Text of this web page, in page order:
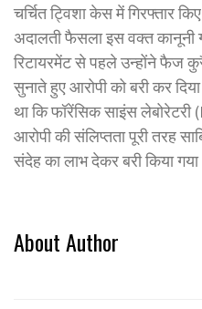
चर्चित ट्विशा केस में गिरफ्तार
अदालती फैसला इस वक्त कानूनी
रिटायरमेंट से पहले उन्होंने फैज
सुनाते हुए आरोपी को बरी कर
था कि फॉरेंसिक साइंस लेबोरेटरी
आरोपी की संलिप्तता पूरी तरह
संदेह का लाभ देकर बरी किया
About Author